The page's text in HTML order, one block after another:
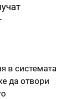
в системата
да отвори